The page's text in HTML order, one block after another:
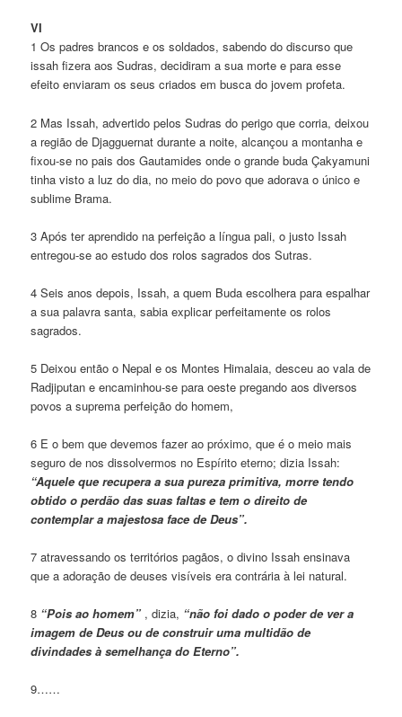
VI
1 Os padres brancos e os soldados, sabendo do discurso que
issah fizera aos Sudras, decidiram a sua morte e para esse
efeito enviaram os seus criados em busca do jovem profeta.
2 Mas Issah, advertido pelos Sudras do perigo que corria, deixou
a região de Djagguernat durante a noite, alcançou a montanha e
fixou-se no pais dos Gautamides onde o grande buda Çakyamuni
tinha visto a luz do dia, no meio do povo que adorava o único e
sublime Brama.
3 Após ter aprendido na perfeição a língua pali, o justo Issah
entregou-se ao estudo dos rolos sagrados dos Sutras.
4 Seis anos depois, Issah, a quem Buda escolhera para espalhar
a sua palavra santa, sabia explicar perfeitamente os rolos
sagrados.
5 Deixou então o Nepal e os Montes Himalaia, desceu ao vala de
Radjiputan e encaminhou-se para oeste pregando aos diversos
povos a suprema perfeição do homem,
6 E o bem que devemos fazer ao próximo, que é o meio mais
seguro de nos dissolvermos no Espírito eterno; dizia Issah:
“Aquele que recupera a sua pureza primitiva, morre tendo
obtido o perdão das suas faltas e tem o direito de
contemplar a majestosa face de Deus”.
7 atravessando os territórios pagãos, o divino Issah ensinava
que a adoração de deuses visíveis era contrária à lei natural.
8 “Pois ao homem” , dizia, “não foi dado o poder de ver a
imagem de Deus ou de construir uma multidão de
divindades à semelhança do Eterno”.
9……